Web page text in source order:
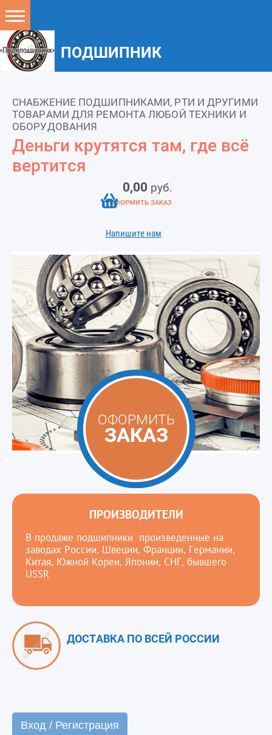
ПОДШИПНИК
СНАБЖЕНИЕ ПОДШИПНИКАМИ, РТИ И ДРУГИМИ
ТОВАРАМИ ДЛЯ РЕМОНТА ЛЮБОЙ ТЕХНИКИ И
ОБОРУДОВАНИЯ
Деньги крутятся там, где всё
вертится
0,00 руб.
ОФОРМИТЬ ЗАКАЗ
Напишите нам
ОФОРМИТЬ
ЗАКАЗ
ПРОИЗВОДИТЕЛИ
В продаже подшипники произведенные на
заводах России, Швеции, Франции, Германии,
Китая, Южной Кореи, Японии, СНГ, бывшего
USSR
ДОСТАВКА ПО ВСЕЙ РОССИИ
Вход / Регистрация